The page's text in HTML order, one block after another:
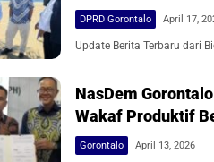
DPRD Gorontalo April 17,
Update Berita Terbaru dari
NasDem
Wakaf Produktif
Gorontalo April 13, 2026